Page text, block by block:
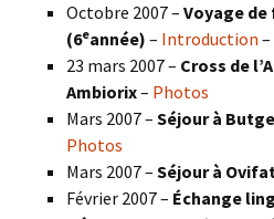
Octobre 2007 – Voyage de
(6eannée) – Introduction –
23 mars 2007 – Cross de
Ambiorix– Photos
Mars 2007 – Séjour à
Photos
Mars 2007 – Séjour à
Février 2007 – Échange